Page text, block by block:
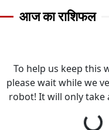
आज का राशिफल